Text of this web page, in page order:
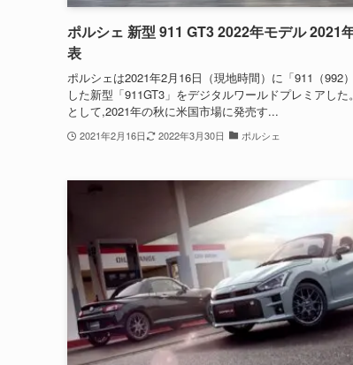
ポルシェ 新型 911 GT3 2022年モデル 2021
表
ポルシェは2021年2月16日（現地時間）に「911（992
した新型「911GT3」をデジタルワールドプレミアした
として,2021年の秋に米国市場に発売す...
2021年2月16日 2022年3月30日 ポルシェ